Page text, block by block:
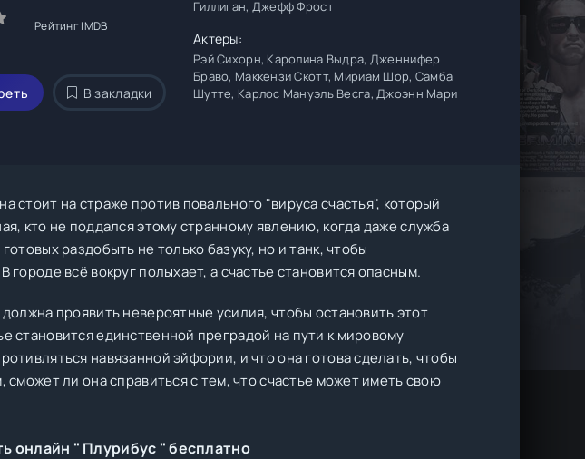
Рейтинг IMDB
В закладки
Гиллиган, Джефф Фрост
Актеры:
Рэй Сихорн, Каролина Выдра, Дженнифер
Браво, Маккензи Скотт, Мириам Шор, Самба
Шутте, Карлос Мануэль Весга, Джоэнн Мари
на страже против повального "вируса счастья", который
кто не поддался этому странному явлению, когда даже служба
раздобыть не только базуку, но и танк, чтобы
городе всё вокруг полыхает, а счастье становится опасным.
проявить невероятные усилия, чтобы остановить этот
становится единственной преградой на пути к мировому
навязанной эйфории, и что она готова сделать, чтобы
ли она справиться с тем, что счастье может иметь свою
онлайн " Плурибус " бесплатно